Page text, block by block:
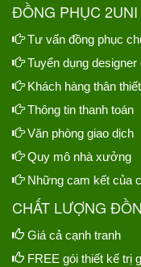
ĐỒNG PHỤC 2UNI
Tư vấn đồng phục
Tuyển dụng designer
Khách hàng thân thiết
Thông tin thanh toán
Văn phòng giao dịch
Quy mô nhà xưởng
Những cam kết của
CHẤT LƯỢNG
Giá cả cạnh tranh
FREE gói thiết kế trị